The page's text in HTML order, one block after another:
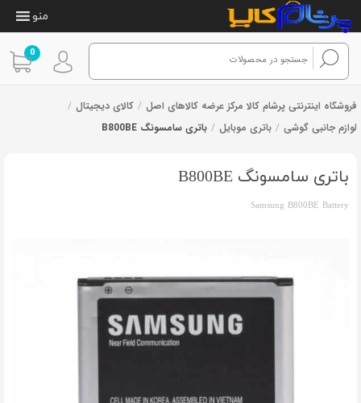
0
منو
فروشگاه اینترنتی پرشام کالا مرکز عرضه کالاهای اصل / کالای دیجیتال /
لوازم جانبی گوشی / باتری موبایل / باتری سامسونگ B800BE
باتری سامسونگ B800BE
Samsung B800BE Battery